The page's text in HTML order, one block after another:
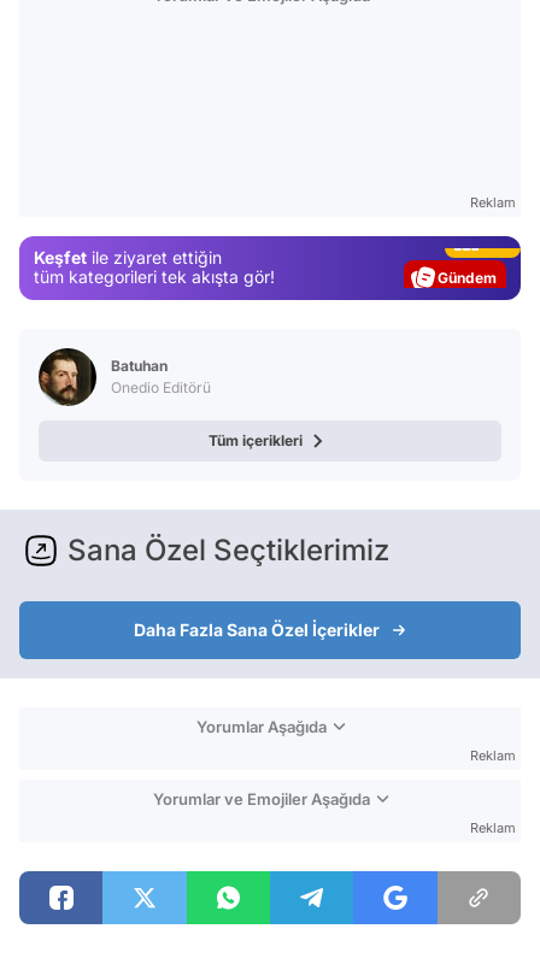
Reklam
Keşfet ile ziyaret ettiğin
tüm kategorileri tek akışta gör!
Batuhan
Onedio Editörü
Tüm içerikleri
Sana Özel Seçtiklerimiz
Daha Fazla Sana Özel İçerikler
Yorumlar Aşağıda
Reklam
Yorumlar ve Emojiler Aşağıda
Reklam